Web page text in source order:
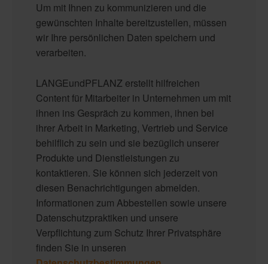
Um mit Ihnen zu kommunizieren und die
gewünschten Inhalte bereitzustellen, müssen
wir Ihre persönlichen Daten speichern und
verarbeiten.
LANGEundPFLANZ erstellt hilfreichen
Content für Mitarbeiter in Unternehmen um mit
ihnen ins Gespräch zu kommen, ihnen bei
ihrer Arbeit in Marketing, Vertrieb und Service
behilflich zu sein und sie bezüglich unserer
Produkte und Dienstleistungen zu
kontaktieren. Sie können sich jederzeit von
diesen Benachrichtigungen abmelden.
Informationen zum Abbestellen sowie unsere
Datenschutzpraktiken und unsere
Verpflichtung zum Schutz Ihrer Privatsphäre
finden Sie in unseren